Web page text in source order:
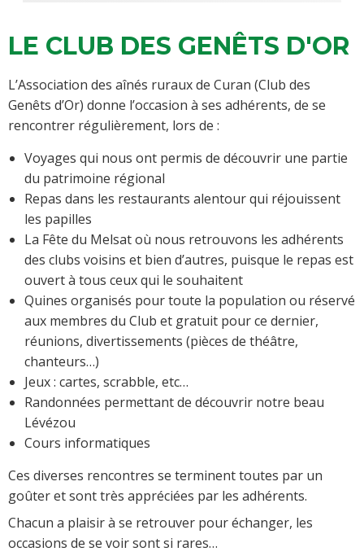
LE CLUB DES GENÊTS D'OR
L’Association des aînés ruraux de Curan (Club des
Genêts d’Or) donne l’occasion à ses adhérents, de se
rencontrer régulièrement, lors de :
Voyages qui nous ont permis de découvrir une partie
du patrimoine régional
Repas dans les restaurants alentour qui réjouissent
les papilles
La Fête du Melsat où nous retrouvons les adhérents
des clubs voisins et bien d’autres, puisque le repas est
ouvert à tous ceux qui le souhaitent
Quines organisés pour toute la population ou réservé
aux membres du Club et gratuit pour ce dernier,
réunions, divertissements (pièces de théâtre,
chanteurs…)
Jeux : cartes, scrabble, etc…
Randonnées permettant de découvrir notre beau
Lévézou
Cours informatiques
Ces diverses rencontres se terminent toutes par un
goûter et sont très appréciées par les adhérents.
Chacun a plaisir à se retrouver pour échanger, les
occasions de se voir sont si rares…